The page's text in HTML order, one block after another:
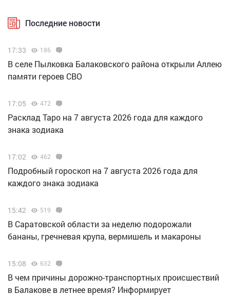
Последние новости
17:33 186
В селе Пылковка Балаковского района открыли Аллею
памяти героев СВО
17:05 472
Расклад Таро на 7 августа 2026 года для каждого
знака зодиака
17:02 462
Подробный гороскоп на 7 августа 2026 года для
каждого знака зодиака
15:42 519
В Саратовской области за неделю подорожали
бананы, гречневая крупа, вермишель и макароны
15:08 632
В чем причины дорожно-транспортных происшествий
в Балакове в летнее время? Информирует